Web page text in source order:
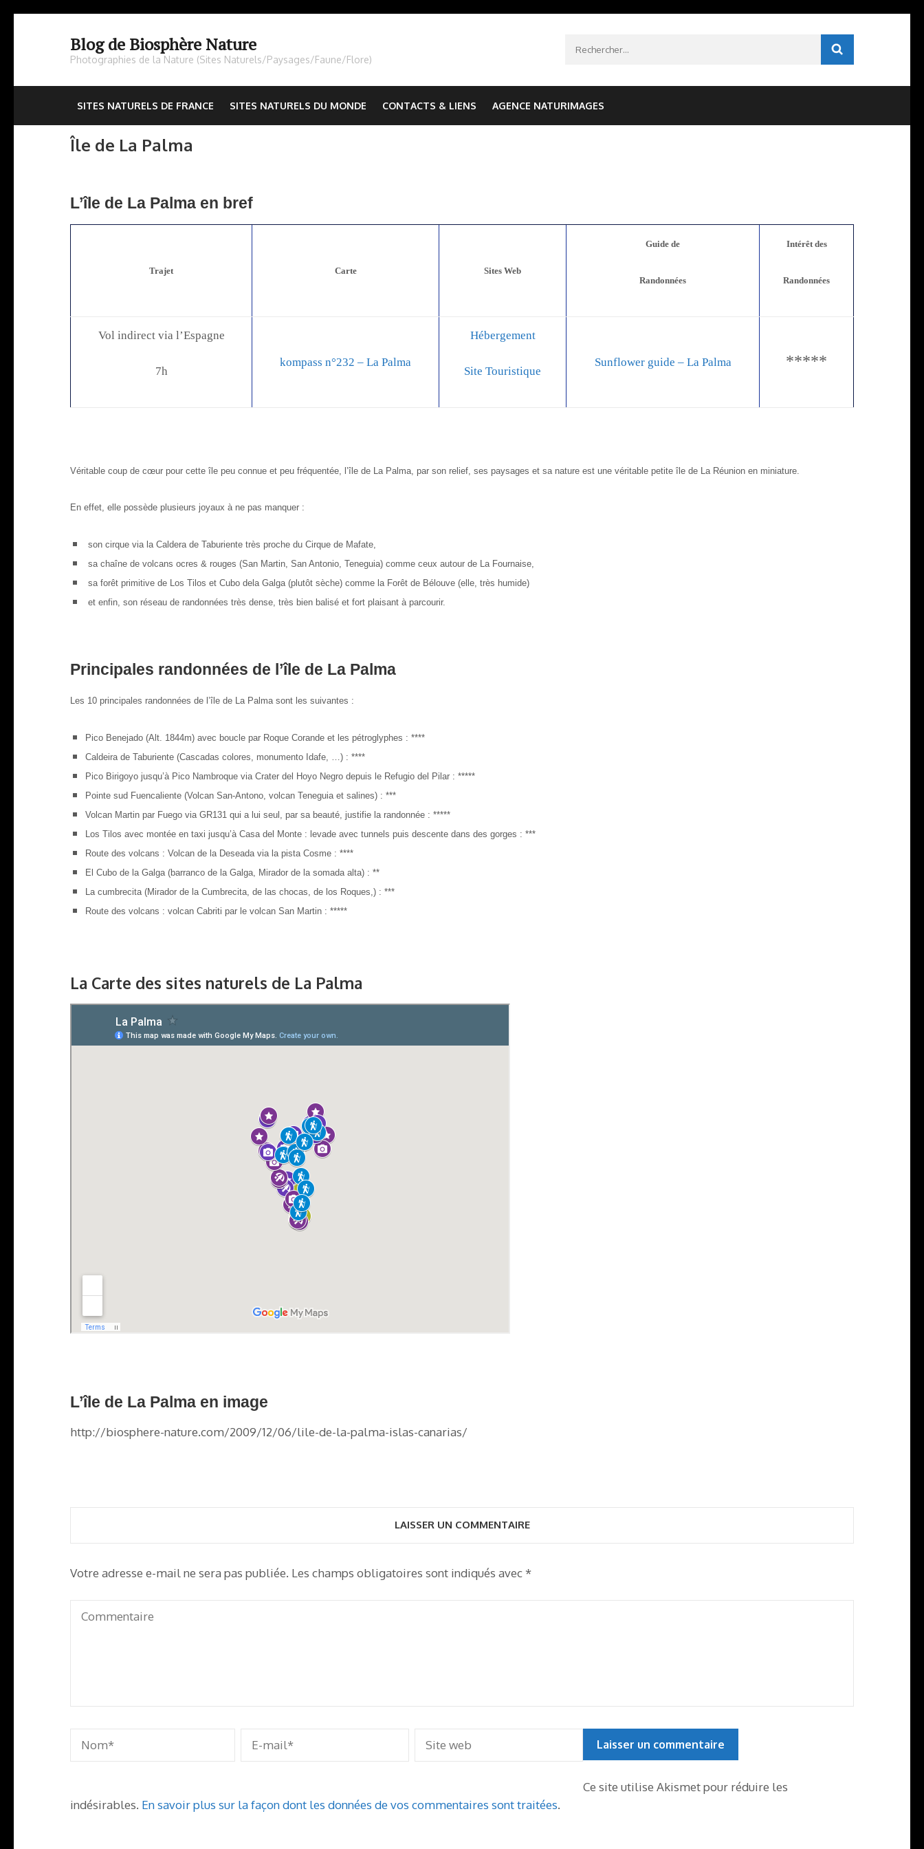
Blog de Biosphère Nature
Photographies de la Nature (Sites Naturels/Paysages/Faune/Flore)
SITES NATURELS DE FRANCE SITES NATURELS DU MONDE CONTACTS & LIENS AGENCE NATURIMAGES
Île de La Palma
L’île de La Palma en bref
Trajet Carte Sites Web
Guide de
Randonnées
Intérêt des
Randonnées
Vol indirect via l’Espagne
7h
kompass n°232 – La Palma
Hébergement
Site Touristique
Sunflower guide – La Palma *****
Véritable coup de cœur pour cette île peu connue et peu fréquentée, l’île de La Palma, par son relief, ses paysages et sa nature est une véritable petite île de La Réunion en miniature.
En effet, elle possède plusieurs joyaux à ne pas manquer :
son cirque via la Caldera de Taburiente très proche du Cirque de Mafate,
sa chaîne de volcans ocres & rouges (San Martin, San Antonio, Teneguia) comme ceux autour de La Fournaise,
sa forêt primitive de Los Tilos et Cubo dela Galga (plutôt sèche) comme la Forêt de Bélouve (elle, très humide)
et enfin, son réseau de randonnées très dense, très bien balisé et fort plaisant à parcourir.
Principales randonnées de l’île de La Palma
Les 10 principales randonnées de l’île de La Palma sont les suivantes :
Pico Benejado (Alt. 1844m) avec boucle par Roque Corande et les pétroglyphes : ****
Caldeira de Taburiente (Cascadas colores, monumento Idafe, …) : ****
Pico Birigoyo jusqu’à Pico Nambroque via Crater del Hoyo Negro depuis le Refugio del Pilar : *****
Pointe sud Fuencaliente (Volcan San-Antono, volcan Teneguia et salines) : ***
Volcan Martin par Fuego via GR131 qui a lui seul, par sa beauté, justifie la randonnée : *****
Los Tilos avec montée en taxi jusqu’à Casa del Monte : levade avec tunnels puis descente dans des gorges : ***
Route des volcans : Volcan de la Deseada via la pista Cosme : ****
El Cubo de la Galga (barranco de la Galga, Mirador de la somada alta) : **
La cumbrecita (Mirador de la Cumbrecita, de las chocas, de los Roques,) : ***
Route des volcans : volcan Cabriti par le volcan San Martin : *****
La Carte des sites naturels de La Palma
L’île de La Palma en image
http://biosphere-nature.com/2009/12/06/lile-de-la-palma-islas-canarias/
LAISSER UN COMMENTAIRE
Votre adresse e-mail ne sera pas publiée. Les champs obligatoires sont indiqués avec *
Ce site utilise Akismet pour réduire les
indésirables. En savoir plus sur la façon dont les données de vos commentaires sont traitées.